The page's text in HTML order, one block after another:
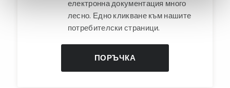
електронна документация много
лесно. Едно кликване към нашите
потребителски страници.
ПОРЪЧКА